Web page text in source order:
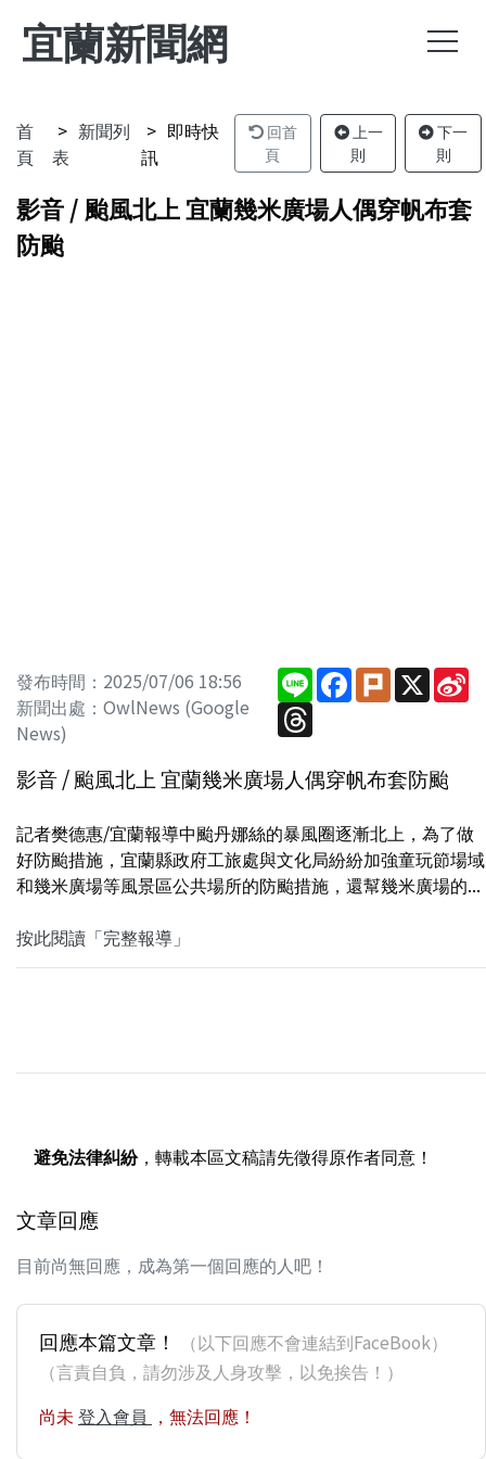
宜蘭新聞網
首
頁
新聞列
表
即時快
訊
回首
頁
上一
則
下一
則
影音 / 颱風北上 宜蘭幾米廣場人偶穿帆布套
防颱
發布時間：2025/07/06 18:56
新聞出處：OwlNews (Google
News)
LineFacebook
PlurkX
Threads
影音 / 颱風北上 宜蘭幾米廣場人偶穿帆布套防颱
記者樊德惠/宜蘭報導中颱丹娜絲的暴風圈逐漸北上，為了做
好防颱措施，宜蘭縣政府工旅處與文化局紛紛加強童玩節場域
和幾米廣場等風景區公共場所的防颱措施，還幫幾米廣場的...
按此閱讀「完整報導」
避免法律糾紛，轉載本區文稿請先徵得原作者同意！
文章回應
目前尚無回應，成為第一個回應的人吧！
回應本篇文章！
（以下回應不會連結到FaceBook）
（言責自負，請勿涉及人身攻擊，以免挨告！）
尚未 登入會員 ，無法回應！